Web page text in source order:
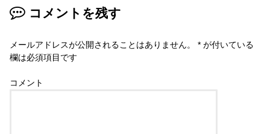
コメントを残す
メールアドレスが公開されることはありません。 * が付いている
欄は必須項目です
コメント